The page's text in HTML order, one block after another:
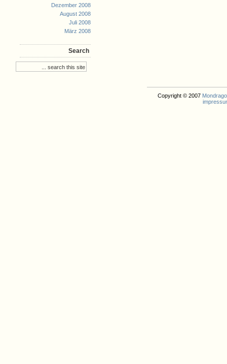
Dezember 2008
August 2008
Juli 2008
März 2008
Search
Copyright © 2007